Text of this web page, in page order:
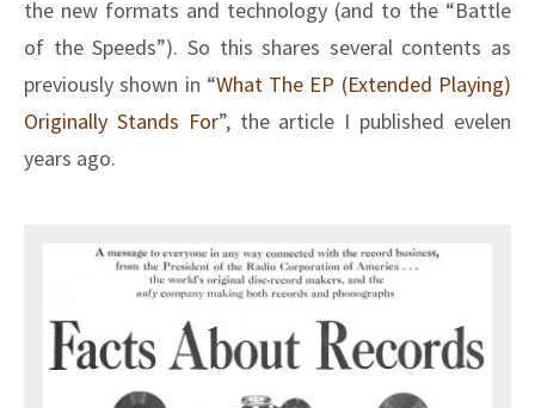
the new formats and technology (and to the “Battle
of the Speeds”). So this shares several contents as
previously shown in “What The EP (Extended Playing)
Originally Stands For”, the article I published evelen
years ago.